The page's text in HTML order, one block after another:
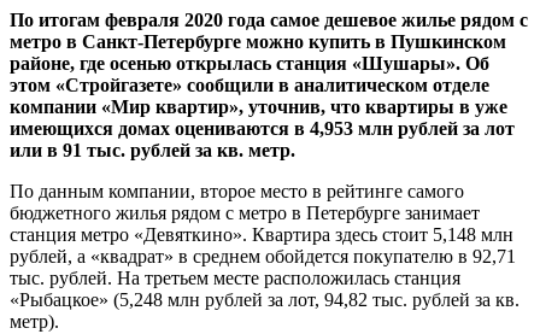
По итогам февраля 2020 года самое дешевое жилье рядом с
метро в Санкт-Петербурге можно купить в Пушкинском
районе, где осенью открылась станция «Шушары». Об
этом «Стройгазете» сообщили в аналитическом отделе
компании «Мир квартир», уточнив, что квартиры в уже
имеющихся домах оцениваются в 4,953 млн рублей за лот
или в 91 тыс. рублей за кв. метр.
По данным компании, второе место в рейтинге самого
бюджетного жилья рядом с метро в Петербурге занимает
станция метро «Девяткино». Квартира здесь стоит 5,148 млн
рублей, а «квадрат» в среднем обойдется покупателю в 92,71
тыс. рублей. На третьем месте расположилась станция
«Рыбацкое» (5,248 млн рублей за лот, 94,82 тыс. рублей за кв.
метр).